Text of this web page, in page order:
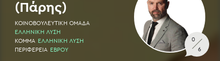
(Πάρης)
ΚΟΙΝΟΒΟΥΛΕΥΤΙΚΗ ΟΜΑΔΑ
ΕΛΛΗΝΙΚΗ ΛΥΣΗ
ΚΟΜΜΑ ΕΛΛΗΝΙΚΗ ΛΥΣΗ
ΠΕΡΙΦΕΡΕΙΑ ΕΒΡΟΥ
0
6